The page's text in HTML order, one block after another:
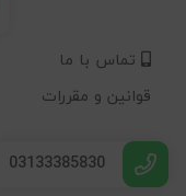
تماس با ما
قوانین و مقررات
03133385830